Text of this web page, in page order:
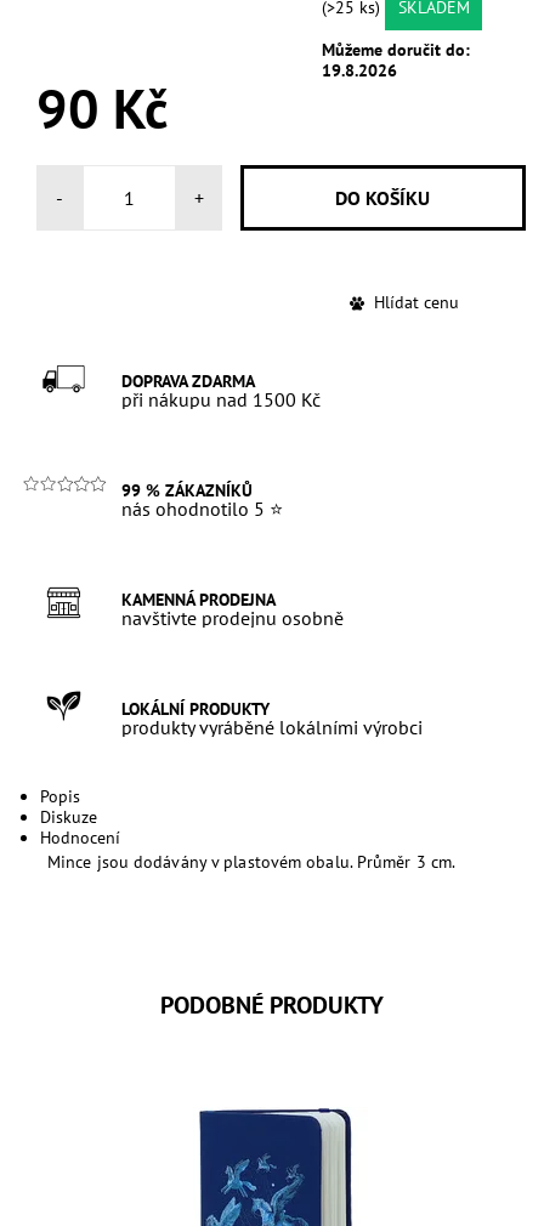
(>25 ks)
SKLADEM
Můžeme doručit do:
19.8.2026
90 Kč
- +
Hlídat cenu
DOPRAVA ZDARMA
při nákupu nad 1500 Kč
99 % ZÁKAZNÍKŮ
nás ohodnotilo 5 ⭐
KAMENNÁ PRODEJNA
navštivte prodejnu osobně
LOKÁLNÍ PRODUKTY
produkty vyráběné lokálními výrobci
Popis
Diskuze
Hodnocení
Mince jsou dodávány v plastovém obalu. Průměr 3 cm.
PODOBNÉ PRODUKTY